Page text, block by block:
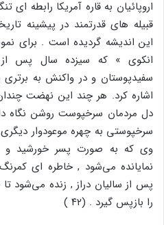
اروپائیان به قاره آمریکا رابطه ای
قبیله های قدرتمند در پیشینه
این اندیشه گردیده است . برای
انکوی » که سیزده سال پس از
سفیدپوستان و در واکنش به
اشاره کرد. هر چند این نهضت چندان
دل مردمان سرخپوست روشن نگاه
سرخپوستی به چهره موعودوار
وی که به صورت پسر خورشید و
نمایانده می‌شود , خاطره ای
پس از سالیان دراز , زنده می‌شود
را بازپس گیرد . (۴۲ )